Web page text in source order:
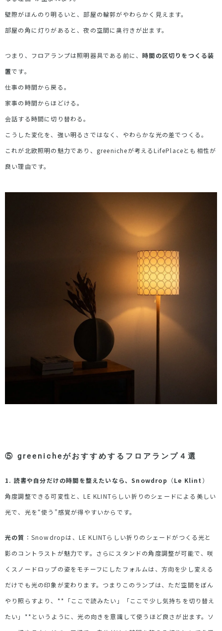
壁際がほんのり明るいと、部屋の輪郭がやわらかく見えます。
部屋の角に灯りがあると、夜の空間に奥行きが出ます。
つまり、フロアランプは照明器具である前に、時間の区切りをつくる装
置です。
仕事の時間から戻る。
家事の時間からほどける。
会話する時間に切り替わる。
こうした変化を、強い明るさではなく、やわらかな光の差でつくる。
これが北欧照明の魅力であり、 greenicheが考えるLifePlaceとも相性が
良い理由です。
⑤ greenicheがおすすめするフロアランプ４選
1. 読書や自分だけの時間を整えたいなら、Snowdrop （Le Klint ）
角度調整できる可変性と、LE KLINTらしい折りのシェードによる美しい
光で、光を“使う ”感覚が得やすいからです。
光の質 ： Snowdropは、 LE KLINTらしい折りのシェードがつくる光と
影のコントラストが魅力です。さらにスタンドの角度調整が可能で、咲
くスノードロップの姿をモチーフにしたフォルムは、方向を少し変える
だけでも光の印象が変わります。つまりこのランプは、ただ空間をぼん
やり照らすより、 ** 「ここで読みたい」「ここで少し気持ちを切り替え
たい」 ** というように、光の向きを意識して使うほど良さが出ます。ソ